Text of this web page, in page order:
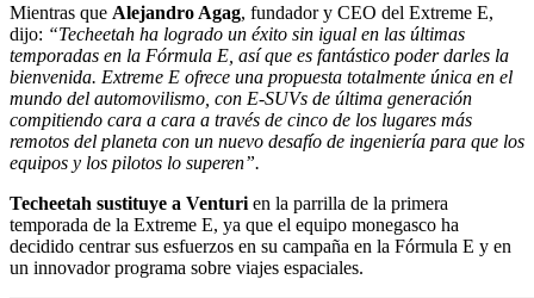
Mientras que Alejandro Agag, fundador y CEO del Extreme E,
dijo: “Techeetah ha logrado un éxito sin igual en las últimas
temporadas en la Fórmula E, así que es fantástico poder darles la
bienvenida. Extreme E ofrece una propuesta totalmente única en el
mundo del automovilismo, con E-SUVs de última generación
compitiendo cara a cara a través de cinco de los lugares más
remotos del planeta con un nuevo desafío de ingeniería para que los
equipos y los pilotos lo superen”.
Techeetah sustituye a Venturi en la parrilla de la primera
temporada de la Extreme E, ya que el equipo monegasco ha
decidido centrar sus esfuerzos en su campaña en la Fórmula E y en
un innovador programa sobre viajes espaciales.